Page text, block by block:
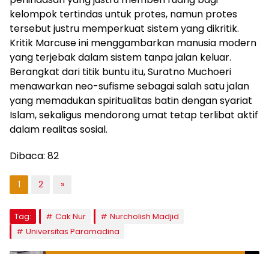
kelompok tertindas untuk protes, namun protes
tersebut justru memperkuat sistem yang dikritik.
Kritik Marcuse ini menggambarkan manusia modern
yang terjebak dalam sistem tanpa jalan keluar.
Berangkat dari titik buntu itu, Suratno Muchoeri
menawarkan neo-sufisme sebagai salah satu jalan
yang memadukan spiritualitas batin dengan syariat
Islam, sekaligus mendorong umat tetap terlibat aktif
dalam realitas sosial.
Dibaca: 82
1 2 »
Tag: Cak Nur
Nurcholish Madjid
Universitas Paramadina